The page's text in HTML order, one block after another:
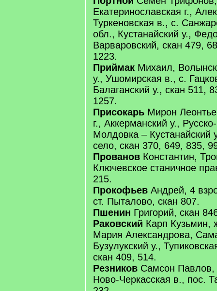
Екатеринославская г.,
Туркеновская в., с.
обл., Кустанайский у.,
Варваровский, скан 479,
1223.
Приймак Михаил,
у., Ушомирская в., с.
Балаганский у., скан 511,
1257.
Присокарь Мирон
г., Аккерманский у.,
Молдовка – Кустанайский
село, скан 370, 649, 835,
Прованов Константин,
Ключевское станичное
215.
Прокофьев Андрей, 4
ст. Пыталово, скан 807.
Пшенин Григорий, скан
Раковский Карп Кузьмин,
Мария Александрова,
Бузулукский у.,
скан 409, 514.
Резников Самсон Павлов,
Ново-Черкасская в., пос.